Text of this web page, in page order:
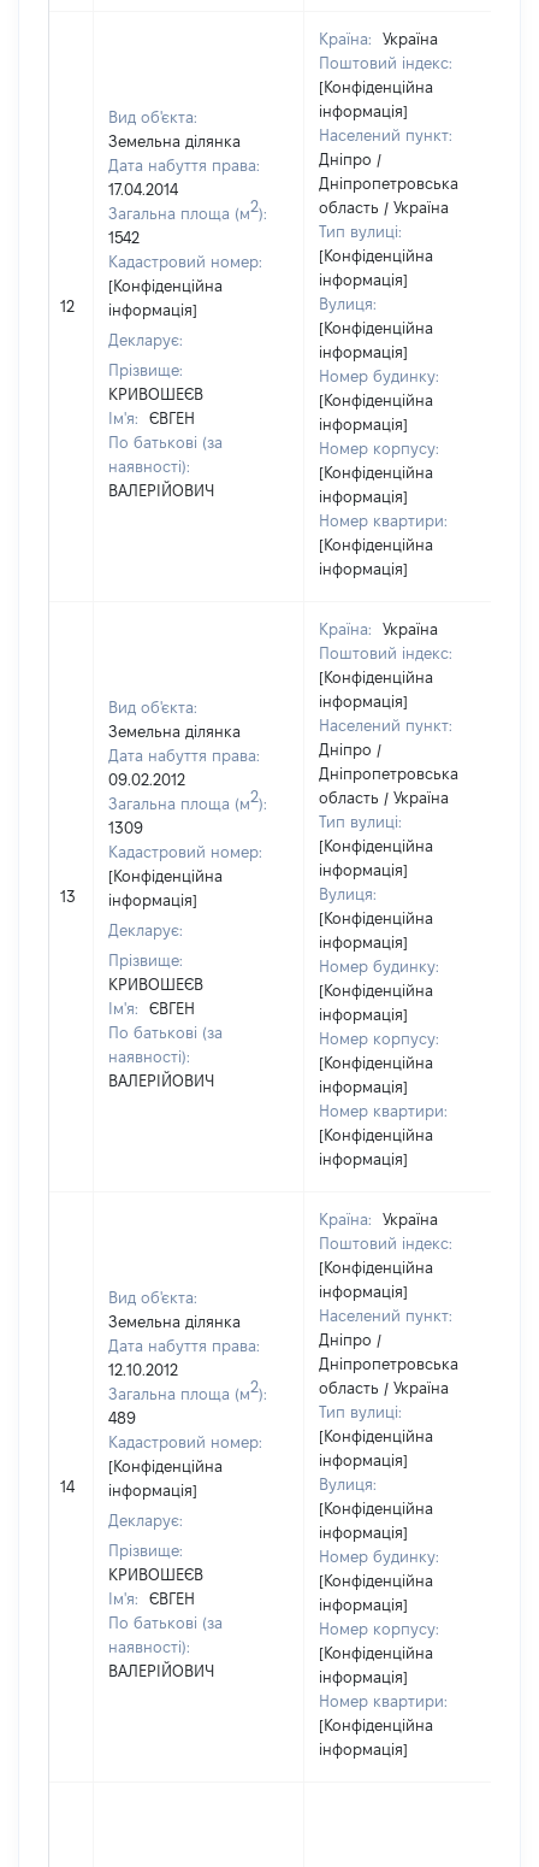
12
Вид об'єкта:
Земельна ділянка
Дата набуття права:
17.04.2014
Загальна площа (м2):
1542
Кадастровий номер:
[Конфіденційна
інформація]
Декларує:
Прізвище:
КРИВОШЕЄВ
Ім'я:
ЄВГЕН
По батькові (за
наявності):
ВАЛЕРІЙОВИЧ
Країна:
Україна
Поштовий індекс:
[Конфіденційна
інформація]
Населений пункт:
Дніпро /
Дніпропетровська
область / Україна
Тип вулиці:
[Конфіденційна
інформація]
Вулиця:
[Конфіденційна
інформація]
Номер будинку:
[Конфіденційна
інформація]
Номер корпусу:
[Конфіденційна
інформація]
Номер квартири:
[Конфіденційна
інформація]
13
Вид об'єкта:
Земельна ділянка
Дата набуття права:
09.02.2012
Загальна площа (м2):
1309
Кадастровий номер:
[Конфіденційна
інформація]
Декларує:
Прізвище:
КРИВОШЕЄВ
Ім'я:
ЄВГЕН
По батькові (за
наявності):
ВАЛЕРІЙОВИЧ
Країна:
Україна
Поштовий індекс:
[Конфіденційна
інформація]
Населений пункт:
Дніпро /
Дніпропетровська
область / Україна
Тип вулиці:
[Конфіденційна
інформація]
Вулиця:
[Конфіденційна
інформація]
Номер будинку:
[Конфіденційна
інформація]
Номер корпусу:
[Конфіденційна
інформація]
Номер квартири:
[Конфіденційна
інформація]
14
Вид об'єкта:
Земельна ділянка
Дата набуття права:
12.10.2012
Загальна площа (м2):
489
Кадастровий номер:
[Конфіденційна
інформація]
Декларує:
Прізвище:
КРИВОШЕЄВ
Ім'я:
ЄВГЕН
По батькові (за
наявності):
ВАЛЕРІЙОВИЧ
Країна:
Україна
Поштовий індекс:
[Конфіденційна
інформація]
Населений пункт:
Дніпро /
Дніпропетровська
область / Україна
Тип вулиці:
[Конфіденційна
інформація]
Вулиця:
[Конфіденційна
інформація]
Номер будинку:
[Конфіденційна
інформація]
Номер корпусу:
[Конфіденційна
інформація]
Номер квартири:
[Конфіденційна
інформація]